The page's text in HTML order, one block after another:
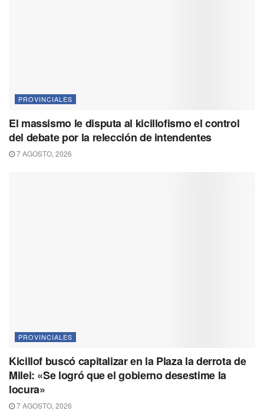
PROVINCIALES
El massismo le disputa al kicillofismo el control
del debate por la relección de intendentes
7 AGOSTO, 2026
PROVINCIALES
Kicillof buscó capitalizar en la Plaza la derrota de
Milei: «Se logró que el gobierno desestime la
locura»
7 AGOSTO, 2026